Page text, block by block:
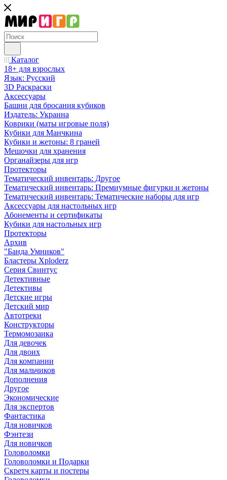
Каталог
18+ для взрослых
Язык: Русский
3D Раскраски
Аксессуары
Башни для бросания кубиков
Издатель: Украина
Коврики (маты игровые поля)
Кубики для Манчкина
Кубики и жетоны: 8 граней
Мешочки для хранения
Органайзеры для игр
Протекторы
Тематический инвентарь: Другое
Тематический инвентарь: Премиумные фигурки и жетоны
Тематический инвентарь: Тематические наборы для игр
Аксессуары для настольных игр
Абонементы и сертификаты
Кубики для настольных игр
Протекторы
Архив
"Банда Умников"
Бластеры Xploderz
Cерия Свинтус
Детективные
Детективы
Детские игры
Детский мир
Автотреки
Конструкторы
Термомозаика
Для девочек
Для двоих
Для компании
Для мальчиков
Дополнения
Другое
Экономические
Для экспертов
Фантастика
Для новичков
Фэнтези
Для новичков
Головоломки
Головоломки и Подарки
Cкретч карты и постеры